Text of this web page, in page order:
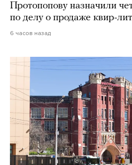
Протопопову назначили
по делу о продаже квир-
6 часов назад